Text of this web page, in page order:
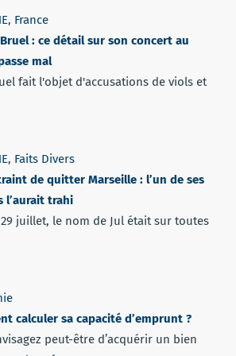
, France
: ce détail sur son concert au
mal
fait l'objet d'accusations de viols et
, Faits Divers
de quitter Marseille : l’un de ses
l’aurait trahi
juillet, le nom de Jul était sur toutes
calculer sa capacité d’emprunt ?
peut-être d’acquérir un bien